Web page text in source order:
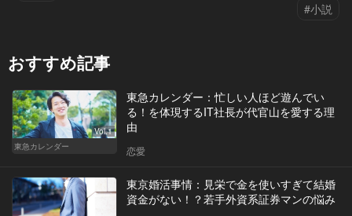
#小説
おすすめ記事
Vol.1
東急カレンダー
東急カレンダー：忙しい人ほど遊んでい
る！を体現するIT社長が代官山を愛する理
由
恋愛
東京婚活事情：見栄で金を使いすぎて結婚
資金がない！？若手外資系証券マンの悩み